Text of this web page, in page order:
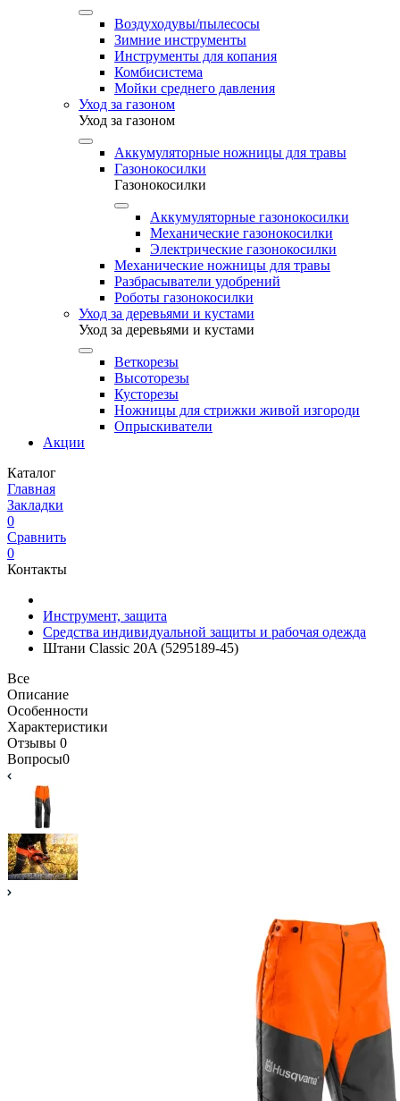
Воздуходувы/пылесосы
Зимние инструменты
Инструменты для копания
Комбисистема
Мойки среднего давления
Уход за газоном
Уход за газоном
Аккумуляторные ножницы для травы
Газонокосилки
Газонокосилки
Аккумуляторные газонокосилки
Механические газонокосилки
Электрические газонокосилки
Механические ножницы для травы
Разбрасыватели удобрений
Роботы газонокосилки
Уход за деревьями и кустами
Уход за деревьями и кустами
Веткорезы
Высоторезы
Кусторезы
Ножницы для стрижки живой изгороди
Опрыскиватели
Акции
Каталог
Главная
Закладки
0
Сравнить
0
Контакты
Инструмент, защита
Средства индивидуальной защиты и рабочая одежда
Штани Classic 20A (5295189-45)
Все
Описание
Особенности
Характеристики
Отзывы 0
Вопросы0